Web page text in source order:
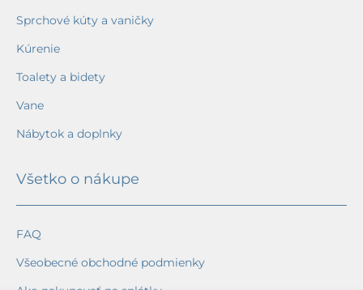
Sprchové kúty a vaničky
Kúrenie
Toalety a bidety
Vane
Nábytok a doplnky
Všetko o nákupe
FAQ
Všeobecné obchodné podmienky